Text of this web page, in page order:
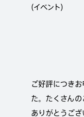
(イベント)
ご好評につき
た。たくさん
ありがとうござ